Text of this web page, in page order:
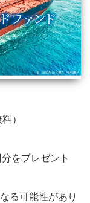
）
をプレゼント
る可能性があり